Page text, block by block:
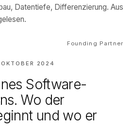
Datentiefe, Differenzierung. Aus
Founding Partner
OKTOBER 2024
Software-
Wo der
und wo er